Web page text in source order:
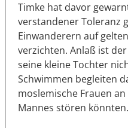
Timke hat davor
verstandener Toleranz
Einwanderern auf
verzichten. Anlaß ist
seine kleine Tochter
Schwimmen begleiten
moslemische Frauen
Mannes stören könnten.